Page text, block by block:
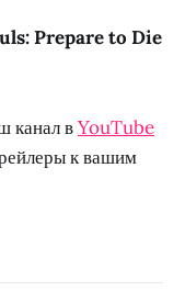
Prepare to Die
канал вYouTube
к вашим